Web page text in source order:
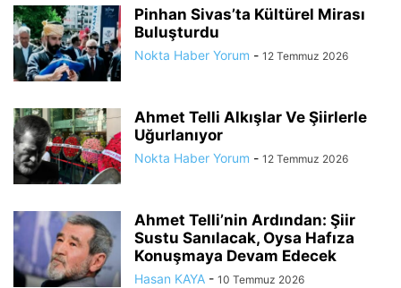
Pinhan Sivas’ta Kültürel Mirası
Buluşturdu
Nokta Haber Yorum - 12 Temmuz 2026
Ahmet Telli Alkışlar Ve Şiirlerle
Uğurlanıyor
Nokta Haber Yorum - 12 Temmuz 2026
Ahmet Telli’nin Ardından: Şiir
Sustu Sanılacak, Oysa Hafıza
Konuşmaya Devam Edecek
Hasan KAYA - 10 Temmuz 2026